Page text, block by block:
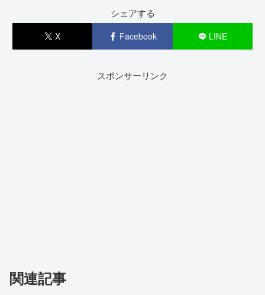
シェアする
X Facebook LINE
スポンサーリンク
関連記事